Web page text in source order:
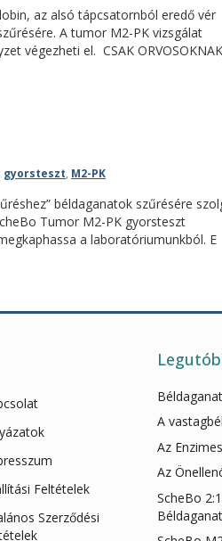
az alsó tápcsatornból eredő vér
A tumor M2-PK vizsgálat
végezheti el. CSAK
gyorsteszt, M2-PK
béldaganatok szűrésére
Tumor M2-PK gyorsteszt
a laboratóriumunkból. E
Feltételek
Szerződési
A
Az
Az
ScheBo